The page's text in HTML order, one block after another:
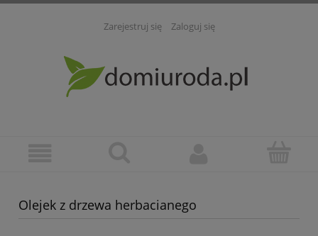
Zarejestruj się Zaloguj się
Olejek z drzewa herbacianego